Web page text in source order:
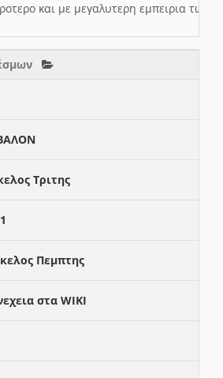
και με μεγαλυτερη εμπειρια
Τριτης
Πεμπτης
στα WIKI